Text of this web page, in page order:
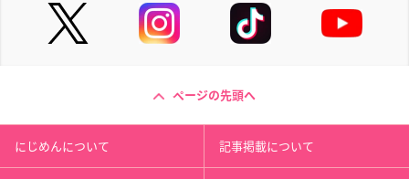
ページの先頭へ
にじめんについて 記事掲載について